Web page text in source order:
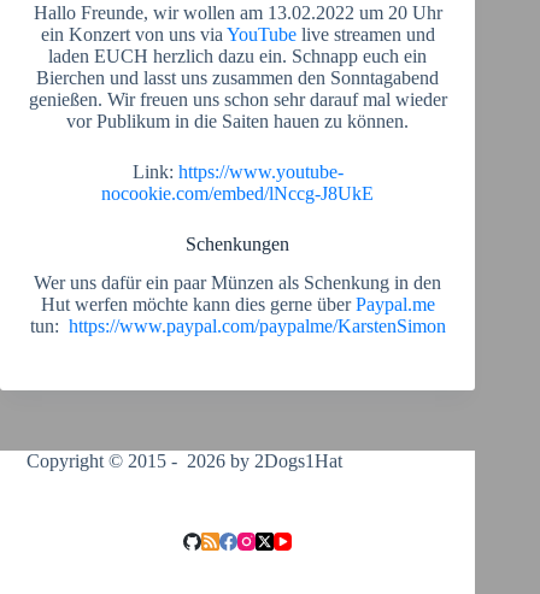
Hallo Freunde, wir wollen am 13.02.2022 um 20 Uhr
ein Konzert von uns via YouTubelive streamen und
laden EUCH herzlich dazu ein. Schnapp euch ein
Bierchen und lasst uns zusammen den Sonntagabend
genießen. Wir freuen uns schon sehr darauf mal wieder
vor Publikum in die Saiten hauen zu können.
Link: https://www.youtube-
nocookie.com/embed/lNccg-J8UkE
Schenkungen
Wer uns dafür ein paar Münzen als Schenkung in den
Hut werfen möchte kann dies gerne überPaypal.me
tun: https://www.paypal.com/paypalme/KarstenSimon
Copyright © 2015 - 2026 by 2Dogs1Hat